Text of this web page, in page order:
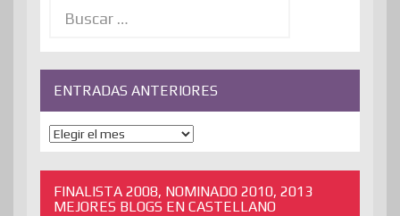
ENTRADAS ANTERIORES
ENTRADAS
ANTERIORES
FINALISTA 2008, NOMINADO 2010, 2013
MEJORES BLOGS EN CASTELLANO